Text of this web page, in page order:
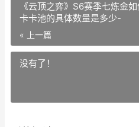
《云顶之弈》S6赛季七炼金
卡卡池的具体数量是多少-
« 上一篇
没有了！